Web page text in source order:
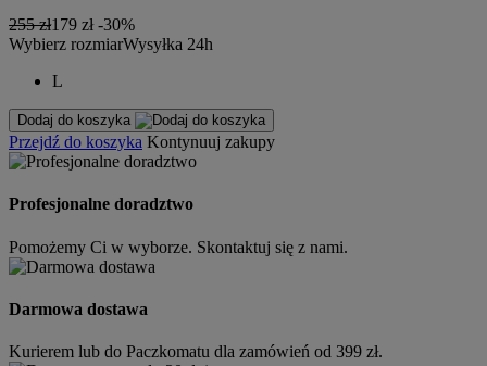
255 zł179 zł-30%
Wybierz rozmiarWysyłka 24h
L
Dodaj do koszyka
Przejdź do koszyka Kontynuuj zakupy
Profesjonalne doradztwo
Pomożemy Ci w wyborze. Skontaktuj się z nami.
Darmowa dostawa
Kurierem lub do Paczkomatu dla zamówień od 399 zł.